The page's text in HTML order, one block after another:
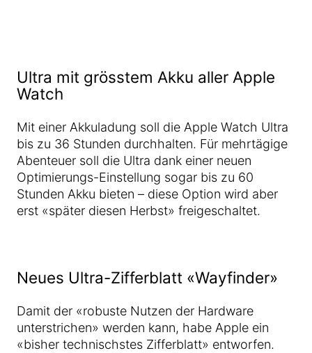
Ultra mit grösstem Akku aller Apple
Watch
Mit einer Akkuladung soll die Apple Watch Ultra
bis zu 36 Stunden durchhalten. Für mehrtägige
Abenteuer soll die Ultra dank einer neuen
Optimierungs-Einstellung sogar bis zu 60
Stunden Akku bieten – diese Option wird aber
erst «später diesen Herbst» freigeschaltet.
Neues Ultra-Zifferblatt «Wayfinder»
Damit der «robuste Nutzen der Hardware
unterstrichen» werden kann, habe Apple ein
«bisher technischstes Zifferblatt» entworfen.